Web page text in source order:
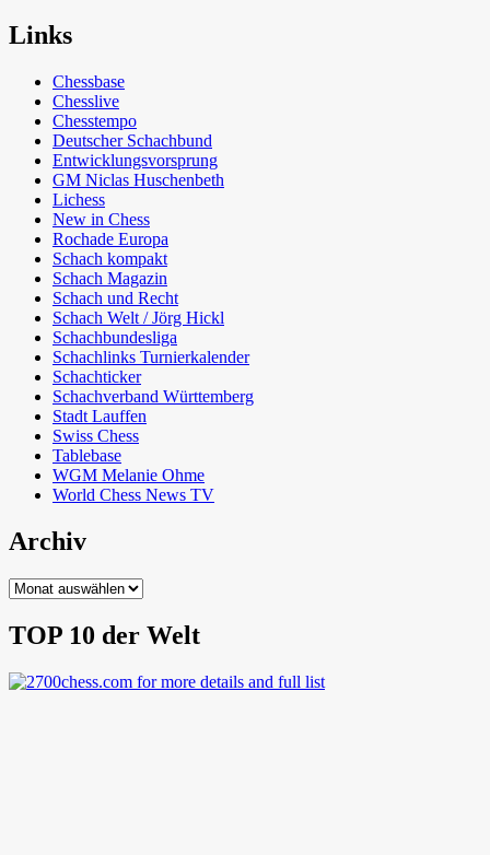
Links
Chessbase
Chesslive
Chesstempo
Deutscher Schachbund
Entwicklungsvorsprung
GM Niclas Huschenbeth
Lichess
New in Chess
Rochade Europa
Schach kompakt
Schach Magazin
Schach und Recht
Schach Welt / Jörg Hickl
Schachbundesliga
Schachlinks Turnierkalender
Schachticker
Schachverband Württemberg
Stadt Lauffen
Swiss Chess
Tablebase
WGM Melanie Ohme
World Chess News TV
Archiv
Archiv
TOP 10 der Welt